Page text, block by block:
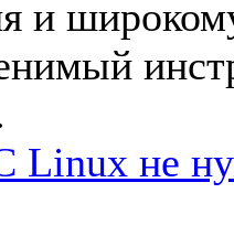
и
Linux не